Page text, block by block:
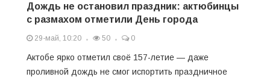
Дождь не остановил праздник: актюбинцы
с размахом отметили День города
29-май, 10:20 50 0
Актобе ярко отметил своё 157-летие — даже
проливной дождь не смог испортить праздничное